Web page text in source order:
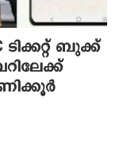
ബുക്ക്